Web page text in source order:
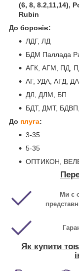
(6, 8, 8.2,11,14),
Rubin
До боронів:
ЛДГ, ЛД
БДМ Паллада
АГК, АГМ, ПД,
АГ, УДА, АГД,
ДЛ, ДЛМ, БП
БДТ, ДМТ,
До плуга:
3-35
5-35
ОПТИКОН,
Ми є
Як купити